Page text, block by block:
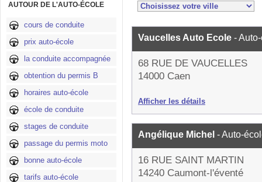
AUTOUR DE L'AUTO-ÉCOLE
cours de conduite
prix auto-école
la conduite accompagnée
obtention du permis B
horaires auto-école
école de conduite
stages de conduite
passage du permis moto
bonne auto-école
tarifs auto-école
Vaucelles Auto Ecole -
68 RUE DE VAUCELLES
14000 Caen
Afficher les détails
Angélique Michel - Auto-
16 RUE SAINT MARTIN
14240 Caumont-l'éventé